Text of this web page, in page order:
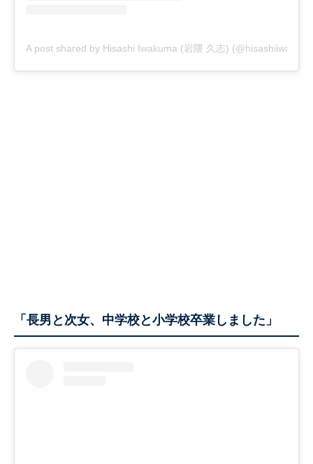
A post shared by Hisashi Iwakuma (岩隈 久志)
「長男と次女、中学校と小学校卒業しました」